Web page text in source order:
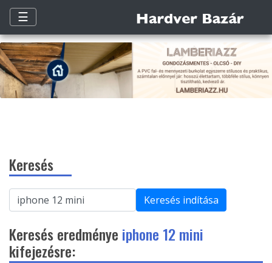
☰
Keresés
Keresés indítása
Keresés eredménye iphone 12 mini
kifejezésre: